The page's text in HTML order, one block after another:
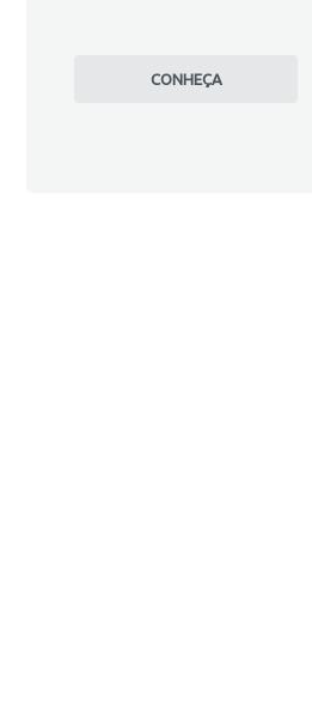
CONHEÇA